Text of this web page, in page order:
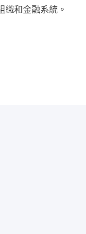
織和金融系統。